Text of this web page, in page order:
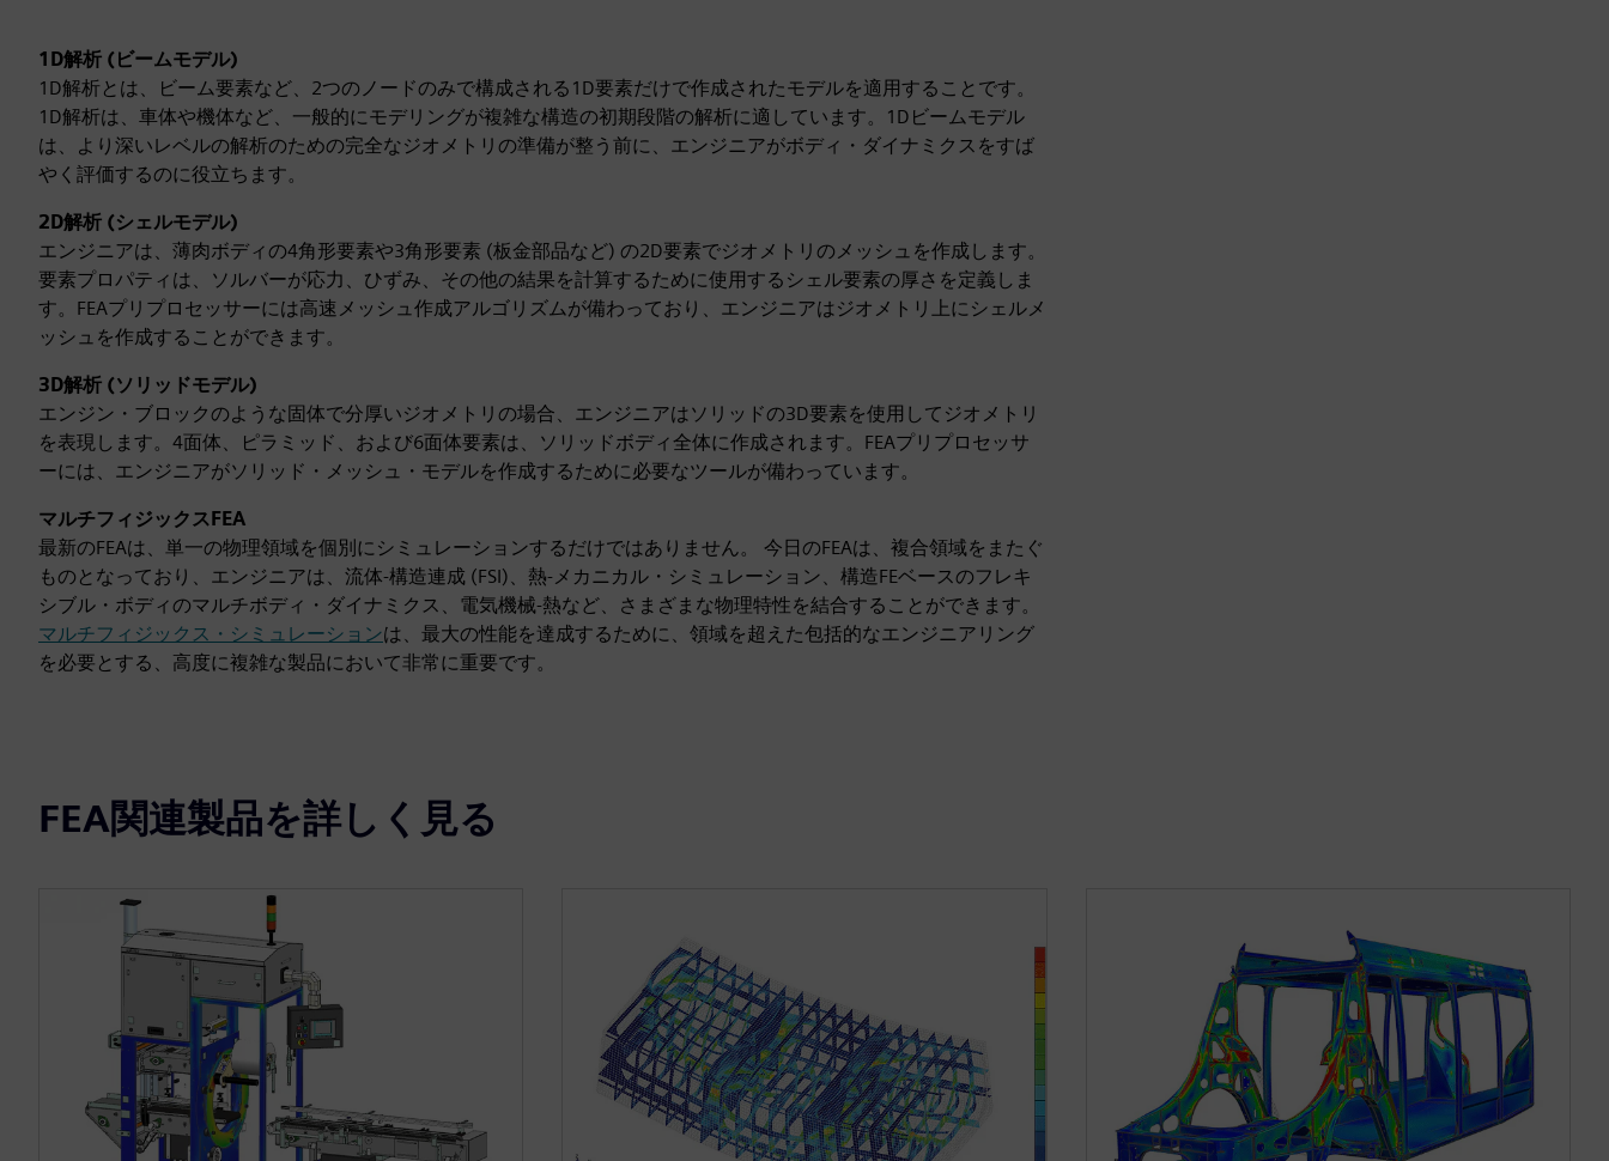
1D解析 (ビームモデル)
1D解析とは、ビーム要素など、2つのノードのみで構成される1D要素だけで作成されたモデルを適用することです。
1D解析は、車体や機体など、一般的にモデリングが複雑な構造の初期段階の解析に適しています。1Dビームモデル
は、より深いレベルの解析のための完全なジオメトリの準備が整う前に、エンジニアがボディ・ダイナミクスをすば
やく評価するのに役立ちます。
2D解析 (シェルモデル)
エンジニアは、薄肉ボディの4角形要素や3角形要素 (板金部品など) の2D要素でジオメトリのメッシュを作成します。
要素プロパティは、ソルバーが応力、ひずみ、その他の結果を計算するために使用するシェル要素の厚さを定義しま
す。FEAプリプロセッサーには高速メッシュ作成アルゴリズムが備わっており、エンジニアはジオメトリ上にシェルメ
ッシュを作成することができます。
3D解析 (ソリッドモデル)
エンジン・ブロックのような固体で分厚いジオメトリの場合、エンジニアはソリッドの3D要素を使用してジオメトリ
を表現します。4面体、ピラミッド、および6面体要素は、ソリッドボディ全体に作成されます。FEAプリプロセッサ
ーには、エンジニアがソリッド・メッシュ・モデルを作成するために必要なツールが備わっています。
マルチフィジックスFEA
最新のFEAは、単一の物理領域を個別にシミュレーションするだけではありません。 今日のFEAは、複合領域をまたぐ
ものとなっており、エンジニアは、流体-構造連成 (FSI)、熱-メカニカル・シミュレーション、構造FEベースのフレキ
シブル・ボディのマルチボディ・ダイナミクス、電気機械-熱など、さまざまな物理特性を結合することができます。
マルチフィジックス・シミュレーションは、最大の性能を達成するために、領域を超えた包括的なエンジニアリング
を必要とする、高度に複雑な製品において非常に重要です。
FEA関連製品を詳しく見る